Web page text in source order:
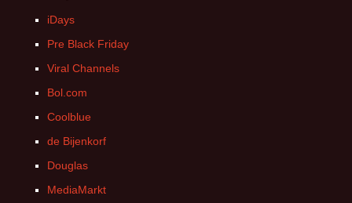
iDays
Pre Black Friday
Viral Channels
Bol.com
Coolblue
de Bijenkorf
Douglas
MediaMarkt